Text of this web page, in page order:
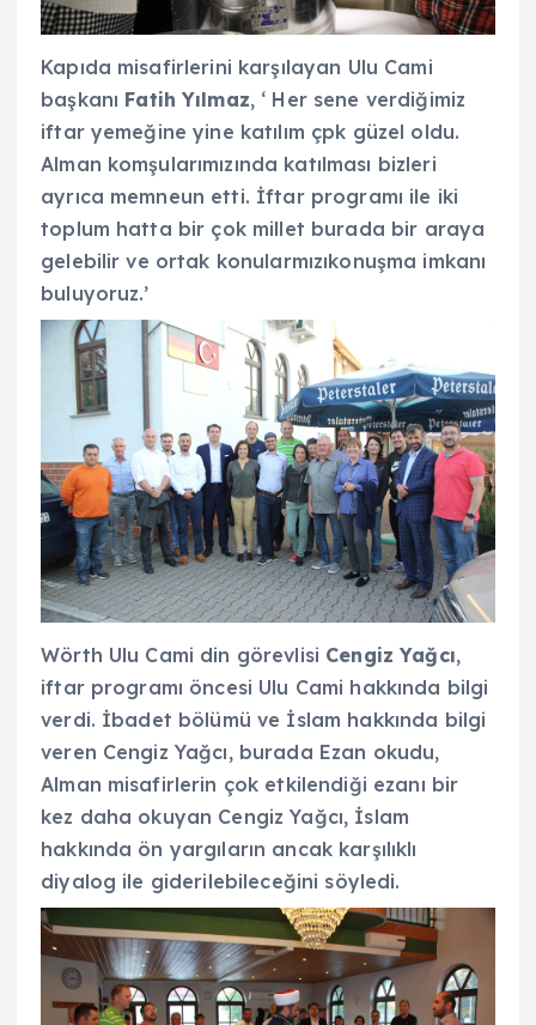
Kapıda misafirlerini karşılayan Ulu Cami
başkanı Fatih Yılmaz, ‘ Her sene verdiğimiz
iftar yemeğine yine katılım çpk güzel oldu.
Alman komşularımızında katılması bizleri
ayrıca memneun etti. İftar programı ile iki
toplum hatta bir çok millet burada bir araya
gelebilir ve ortak konularmızıkonuşma imkanı
buluyoruz.’
Wörth Ulu Cami din görevlisi Cengiz Yağcı,
iftar programı öncesi Ulu Cami hakkında bilgi
verdi. İbadet bölümü ve İslam hakkında bilgi
veren Cengiz Yağcı, burada Ezan okudu,
Alman misafirlerin çok etkilendiği ezanı bir
kez daha okuyan Cengiz Yağcı, İslam
hakkında ön yargıların ancak karşılıklı
diyalog ile giderilebileceğini söyledi.